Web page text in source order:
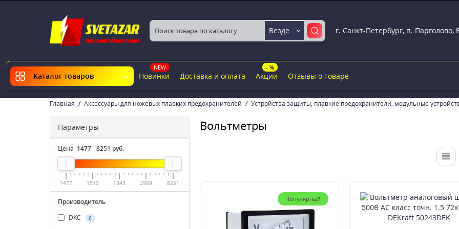
г. Санкт-Петербург, п.
Везде
Каталог товаров
NEW
Новинки Доставка и оплата
- %
Акции Отзывы о товаре
Главная Аксессуары для ножевых плавких предохранителей Устройства защиты, плавкие предохранители, модульные
Параметры
Цена 1477-8251 руб.
1477 1510 1843 2989 8251
Производитель
DKC
6
Вольтметры
Популярный